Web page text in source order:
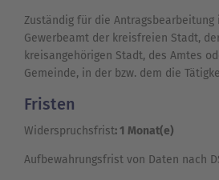
Zuständig für die Antragsbearbeitung
Gewerbeamt der kreisfreien Stadt,
kreisangehörigen Stadt, des Amtes
Gemeinde, in der bzw. dem die
Fristen
Widerspruchsfrist: 1 Monat(e)
Aufbewahrungsfrist von Daten nach